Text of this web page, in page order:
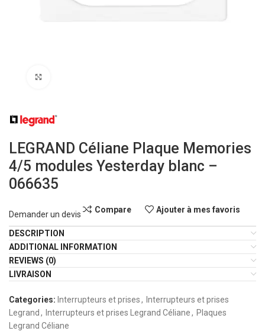
LEGRAND Céliane Plaque Memories
4/5 modules Yesterday blanc –
066635
Demander un devis
Compare Ajouter à mes favoris
DESCRIPTION
ADDITIONAL INFORMATION
REVIEWS (0)
LIVRAISON
Categories: Interrupteurs et prises, Interrupteurs et prises
Legrand , Interrupteurs et prises Legrand Céliane, Plaques
Legrand Céliane